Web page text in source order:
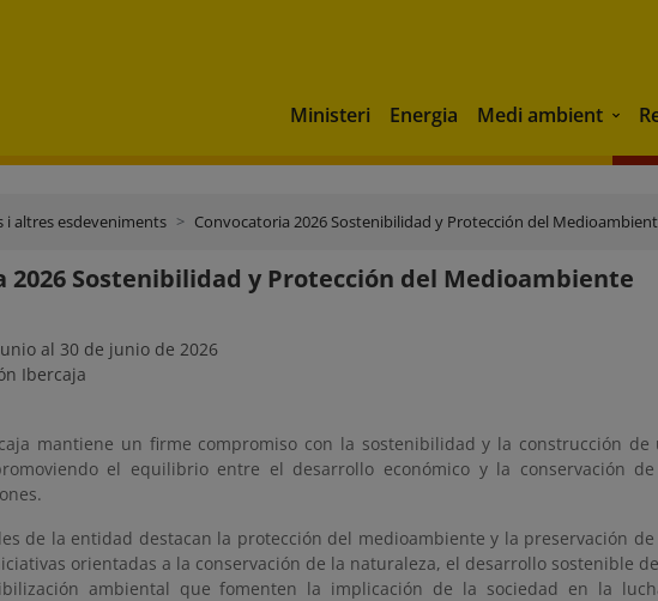
Ministeri Energia Medi ambient
i altres esdeveniments Convocatoria 2026 Sostenibilidad y Protección del
2026 Sostenibilidad y Protección del Medioambiente
al 30 de junio de 2026
Ibercaja
mantiene un firme compromiso con la sostenibilidad y la construcción
el equilibrio entre el desarrollo económico y la conservación
de la entidad destacan la protección del medioambiente y la preservación
orientadas a la conservación de la naturaleza, el desarrollo sostenible
ambiental que fomenten la implicación de la sociedad en la